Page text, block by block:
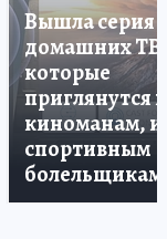
Вышла серия
домашних ТВ,
которые
приглянутся и
киноманам, и
спортивным
болельщикам